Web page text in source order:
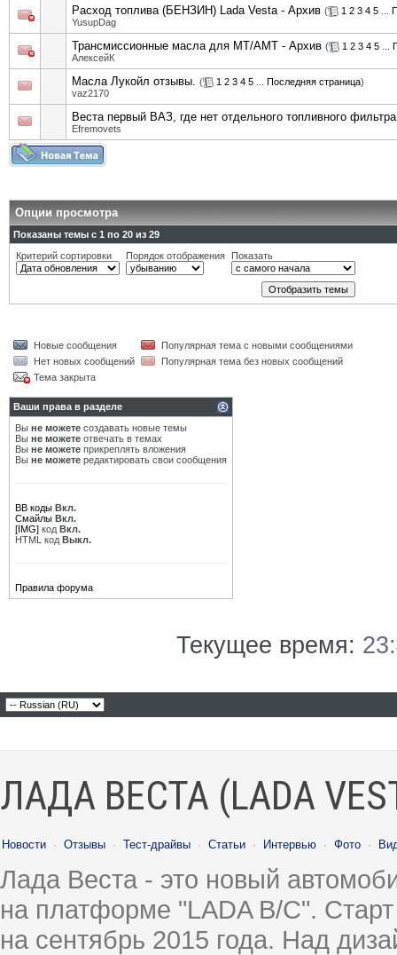
Расход топлива (БЕНЗИН) Lada Vesta - Архив ( 1 2 3 4 5
YusupDag
Трансмиссионные масла для MT/АМТ - Архив ( 1 2 3 4 5
АлексейК
Масла Лукойл отзывы. ( 1 2 3 4 5 Последняя страница)
vaz2170
Веста первый ВАЗ, где нет отдельного топливного фильтра
Efremovets
Опции просмотра
Показаны темы с 1 по 20 из 29
Критерий сортировки
Порядок отображения Показать
Новые сообщения
Популярная тема с новыми сообщениями
Нет новых сообщений
Популярная тема без новых сообщений
Тема закрыта
Ваши права в разделе
Вы не можете создавать новые темы
Вы не можете отвечать в темах
Вы не можете прикреплять вложения
Вы не можете редактировать свои сообщения
BB коды Вкл.
Смайлы Вкл.
[IMG] код Вкл.
HTML код Выкл.
Правила форума
Текущее время:
ЛАДА ВЕСТА (LADA
Новости · Отзывы · Тест-драйвы · Статьи · Интервью · Фото ·
Лада Веста - это новый
на платформе "LADA B/C".
на сентябрь 2015 года. Над